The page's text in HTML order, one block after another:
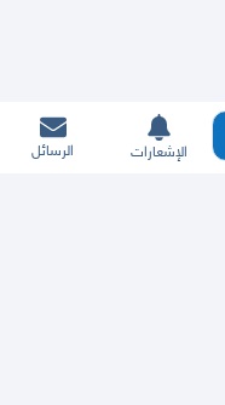
الإشعارات الرسائل